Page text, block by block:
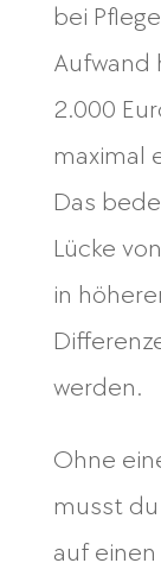
bei
Aufwand
2.000
maximal
Das
Lücke
in
werden.
Ohne
musst
auf